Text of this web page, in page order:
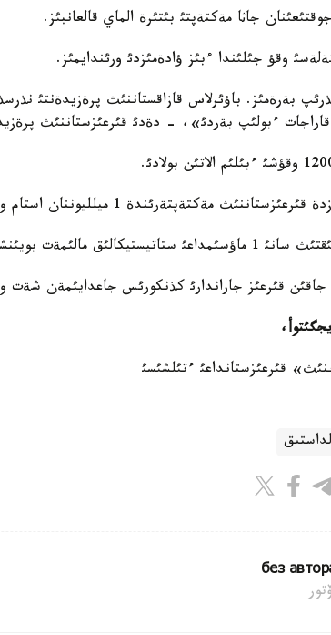
جاثا مةكتةپتئ بئتئرة الماي قالعانبئز.
وقؤ جئلئندا ءبئز ؤادةمئزدئ ورئندايمئز.
بةرةمئز. باؤئرلاس قازاقستاننئث پرةزيدةنتئ
قاراجات ءبولئپ بةردئ»، - دةدئ قئرعئزستاننئث
مةكتةپتةرئندة 1 ميلليوننان استام وقؤشئ ءبئلئم الؤدا.
مالئمةت بويئنشا - 5 ميلليون 704 مئث ادام.
،
قئرعئزستانداعئ ءتئلشئسئ
без